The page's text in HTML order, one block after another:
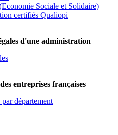
Sociale et Solidaire)
certifiés Qualiopi
d'une administration
entreprises françaises
par département